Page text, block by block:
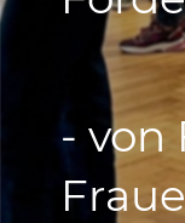
- von